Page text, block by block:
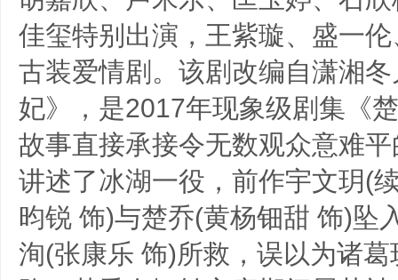
佳玺特别出演，王紫璇、盛一
古装爱情剧。该剧改编自潇湘
妃》，是2017年现象级剧集《
故事直接承接令无数观众意难平
讲述了冰湖一役，前作宇文玥(
昀锐 饰)与楚乔(黄杨钿甜 饰)坠
洵(张康乐 饰)所救，误以为诸